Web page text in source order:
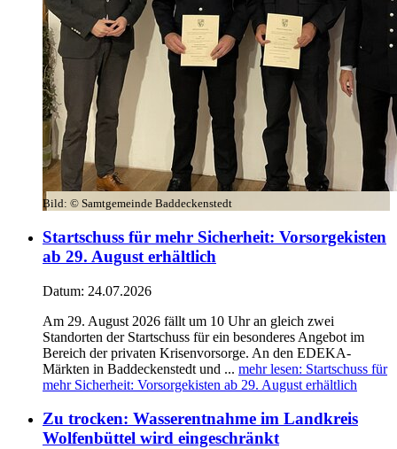
Bild: © Samtgemeinde Baddeckenstedt
Startschuss für mehr Sicherheit: Vorsorgekisten
ab 29. August erhältlich
Datum: 24.07.2026
Am 29. August 2026 fällt um 10 Uhr an gleich zwei
Standorten der Startschuss für ein besonderes Angebot im
Bereich der privaten Krisenvorsorge. An den EDEKA-
Märkten in Baddeckenstedt und ... mehr lesen: Startschuss für
mehr Sicherheit: Vorsorgekisten ab 29. August erhältlich
Zu trocken: Wasserentnahme im Landkreis
Wolfenbüttel wird eingeschränkt